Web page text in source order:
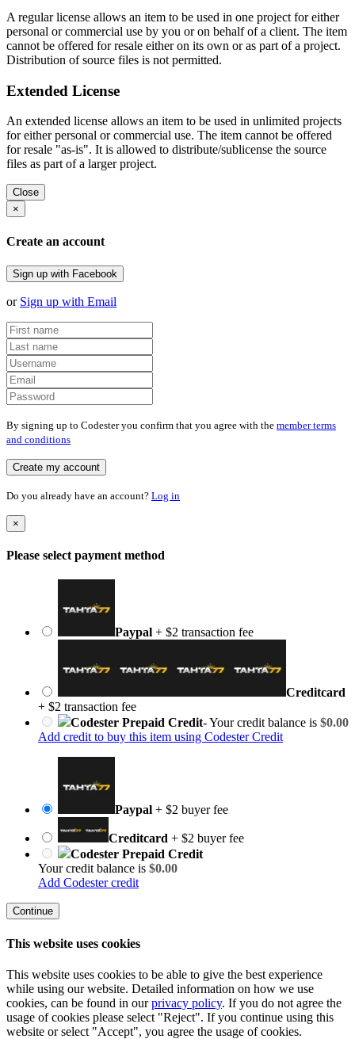
A regular license allows an item to be used in one project for either
personal or commercial use by you or on behalf of a client. The item
cannot be offered for resale either on its own or as part of a project.
Distribution of source files is not permitted.
Extended License
An extended license allows an item to be used in unlimited projects
for either personal or commercial use. The item cannot be offered
for resale "as-is". It is allowed to distribute/sublicense the source
files as part of a larger project.
Close
×
Create an account
Sign up with Facebook
or Sign up with Email
By signing up to Codester you confirm that you agree with the member terms
and conditions
Create my account
Do you already have an account? Log in
×
Please select payment method
Paypal + $2 transaction fee
Creditcard
+ $2 transaction fee
Codester Prepaid Credit- Your credit balance is $0.00
Add credit to buy this item using Codester Credit
Paypal + $2 buyer fee
Creditcard + $2 buyer fee
Codester Prepaid Credit
Your credit balance is $0.00
Add Codester credit
Continue
This website uses cookies
This website uses cookies to be able to give the best experience
while using our website. Detailed information on how we use
cookies, can be found in ourprivacy policy. If you do not agree the
usage of cookies please select "Reject". If you continue using this
website or select "Accept", you agree the usage of cookies.